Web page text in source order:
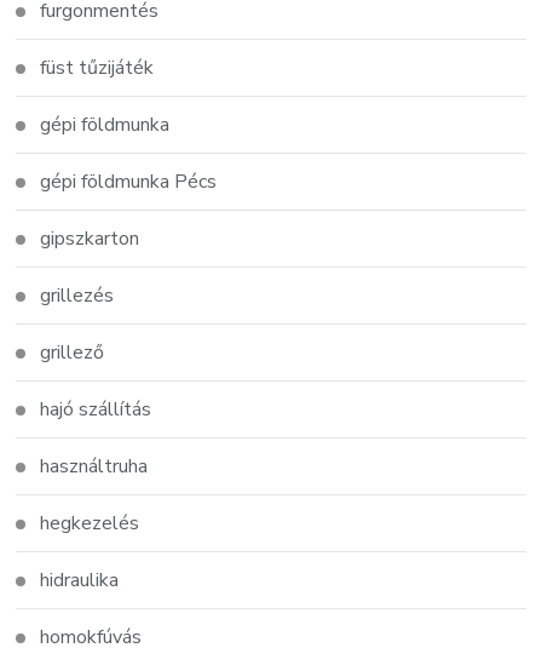
furgonmentés
füst tűzijáték
gépi földmunka
gépi földmunka Pécs
gipszkarton
grillezés
grillező
hajó szállítás
használtruha
hegkezelés
hidraulika
homokfúvás